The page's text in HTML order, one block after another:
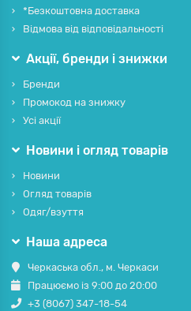
*Безкоштовна доставка
Відмова від відповідальності
Акції, бренди і знижки
Бренди
Промокод на знижку
Усі акції
Новини і огляд товарів
Новини
Огляд товарів
Одяг/взуття
Наша адреса
Черкаська обл., м. Черкаси
Працюємо із 9:00 до 20:00
+3 (8067) 347-18-54